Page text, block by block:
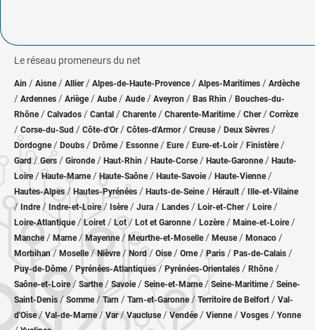
Le réseau promeneurs du net
Ain / Aisne/ Allier/ Alpes-de-Haute-Provence / Alpes-Maritimes / Ardèche
/ Ardennes / Ariège/ Aube/ Aude / Aveyron / Bas Rhin / Bouches-du-
Rhône/ Calvados / Cantal / Charente / Charente-Maritime/ Cher / Corrèze
/ Corse-du-Sud / Côte-d'Or / Côtes-d'Armor/ Creuse/ Deux Sèvres /
Dordogne/ Doubs / Drôme/ Essonne / Eure/ Eure-et-Loir / Finistère/
Gard/ Gers / Gironde/ Haut-Rhin / Haute-Corse/ Haute-Garonne/ Haute-
Loire/Haute-Marne/ Haute-Saône/ Haute-Savoie/ Haute-Vienne/
Hautes-Alpes/ Hautes-Pyrénées / Hauts-de-Seine/ Hérault / Ille-et-Vilaine
/ Indre/ Indre-et-Loire/ Isère/ Jura / Landes / Loir-et-Cher/ Loire/
Loire-Atlantique/ Loiret / Lot/ Lot et Garonne/ Lozère / Maine-et-Loire/
Manche/ Marne/ Mayenne/ Meurthe-et-Moselle/ Meuse/ Monaco /
Morbihan/ Moselle/ Nièvre / Nord/ Oise / Orne/Paris / Pas-de-Calais /
Puy-de-Dôme/ Pyrénées-Atlantiques / Pyrénées-Orientales / Rhône/
Saône-et-Loire/ Sarthe/ Savoie/ Seine-et-Marne/ Seine-Maritime/ Seine-
Saint-Denis /Somme/ Tarn / Tarn-et-Garonne/Territoire de Belfort / Val-
d'Oise/ Val-de-Marne/Var/Vaucluse/ Vendée/ Vienne/ Vosges / Yonne